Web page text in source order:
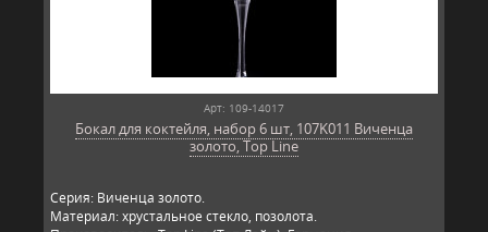
Арт: 109-14017
Бокал для коктейля, набор 6 шт, 107K011 Виченца
золото, Top Line
Серия: Виченца золото.
Материал: хрустальное стекло, позолота.